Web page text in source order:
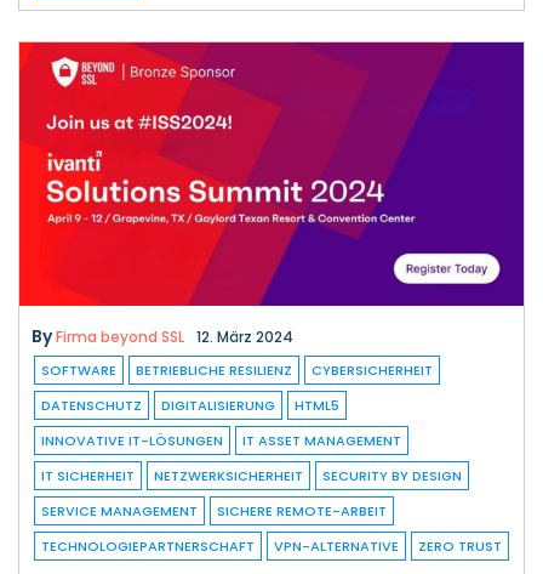
ByFirma beyond SSL 12. März 2024
SOFTWARE BETRIEBLICHE RESILIENZ
CYBERSICHERHEIT
DATENSCHUTZ
DIGITALISIERUNG
HTML5
INNOVATIVE IT-LÖSUNGEN
IT ASSET MANAGEMENT
IT SICHERHEIT
NETZWERKSICHERHEIT
SECURITY BY DESIGN
SERVICE MANAGEMENT
SICHERE REMOTE-ARBEIT
TECHNOLOGIEPARTNERSCHAFT
VPN-ALTERNATIVE ZERO TRUST